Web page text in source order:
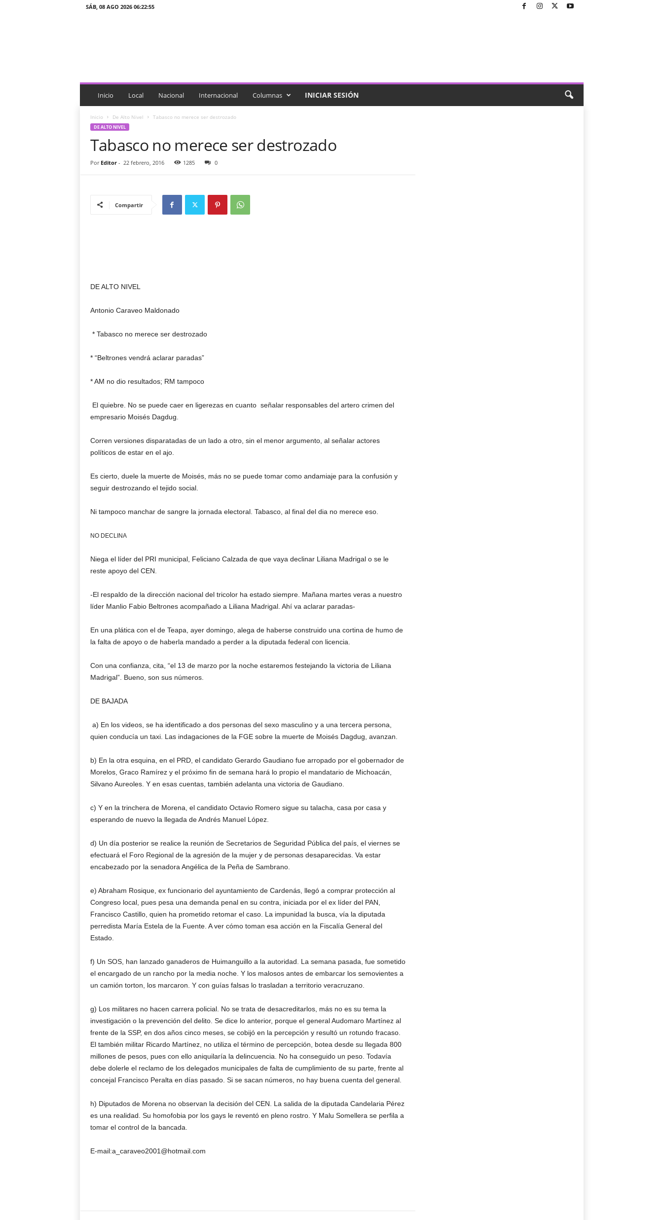
SÁB, 08 AGO 2026 06:22:55
c
a
Inicio Local Nacional Internacional Columnas INICIAR SESIÓN
Inicio De Alto Nivel Tabasco no merece ser destrozado
DE ALTO NIVEL
Tabasco no merece ser destrozado
Por Editor- 22 febrero, 2016 1285 0
Compartir
DE ALTO NIVEL
Antonio Caraveo Maldonado
* Tabasco no merece ser destrozado
* “Beltrones vendrá aclarar paradas”
* AM no dio resultados; RM tampoco
El quiebre. No se puede caer en ligerezas en cuanto señalar responsables del artero crimen del
empresario Moisés Dagdug.
Corren versiones disparatadas de un lado a otro, sin el menor argumento, al señalar actores
políticos de estar en el ajo.
Es cierto, duele la muerte de Moisés, más no se puede tomar como andamiaje para la confusión y
seguir destrozando el tejido social.
Ni tampoco manchar de sangre la jornada electoral. Tabasco, al final del dia no merece eso.
NO DECLINA
Niega el líder del PRI municipal, Feliciano Calzada de que vaya declinar Liliana Madrigal o se le
reste apoyo del CEN.
-El respaldo de la dirección nacional del tricolor ha estado siempre. Mañana martes veras a nuestro
líder Manlio Fabio Beltrones acompañado a Liliana Madrigal. Ahí va aclarar paradas-
En una plática con el de Teapa, ayer domingo, alega de haberse construido una cortina de humo de
la falta de apoyo o de haberla mandado a perder a la diputada federal con licencia.
Con una confianza, cita, “el 13 de marzo por la noche estaremos festejando la victoria de Liliana
Madrigal”. Bueno, son sus números.
DE BAJADA
a) En los videos, se ha identificado a dos personas del sexo masculino y a una tercera persona,
quien conducía un taxi. Las indagaciones de la FGE sobre la muerte de Moisés Dagdug, avanzan.
b) En la otra esquina, en el PRD, el candidato Gerardo Gaudiano fue arropado por el gobernador de
Morelos, Graco Ramírez y el próximo fin de semana hará lo propio el mandatario de Michoacán,
Silvano Aureoles. Y en esas cuentas, también adelanta una victoria de Gaudiano.
c) Y en la trinchera de Morena, el candidato Octavio Romero sigue su talacha, casa por casa y
esperando de nuevo la llegada de Andrés Manuel López.
d) Un día posterior se realice la reunión de Secretarios de Seguridad Pública del país, el viernes se
efectuará el Foro Regional de la agresión de la mujer y de personas desaparecidas. Va estar
encabezado por la senadora Angélica de la Peña de Sambrano.
e) Abraham Rosique, ex funcionario del ayuntamiento de Cardenás, llegó a comprar protección al
Congreso local, pues pesa una demanda penal en su contra, iniciada por el ex líder del PAN,
Francisco Castillo, quien ha prometido retomar el caso. La impunidad la busca, vía la diputada
perredista María Estela de la Fuente. A ver cómo toman esa acción en la Fiscalía General del
Estado.
f) Un SOS, han lanzado ganaderos de Huimanguillo a la autoridad. La semana pasada, fue sometido
el encargado de un rancho por la media noche. Y los malosos antes de embarcar los semovientes a
un camión torton, los marcaron. Y con guías falsas lo trasladan a territorio veracruzano.
g) Los militares no hacen carrera policial. No se trata de desacreditarlos, más no es su tema la
investigación o la prevención del delito. Se dice lo anterior, porque el general Audomaro Martínez al
frente de la SSP, en dos años cinco meses, se cobijó en la percepción y resultó un rotundo fracaso.
El también militar Ricardo Martínez, no utiliza el término de percepción, botea desde su llegada 800
millones de pesos, pues con ello aniquilaría la delincuencia. No ha conseguido un peso. Todavía
debe dolerle el reclamo de los delegados municipales de falta de cumplimiento de su parte, frente al
concejal Francisco Peralta en días pasado. Si se sacan números, no hay buena cuenta del general.
h) Diputados de Morena no observan la decisión del CEN. La salida de la diputada Candelaria Pérez
es una realidad. Su homofobia por los gays le reventó en pleno rostro. Y Malu Somellera se perfila a
tomar el control de la bancada.
E-mail:a_caraveo2001@hotmail.com